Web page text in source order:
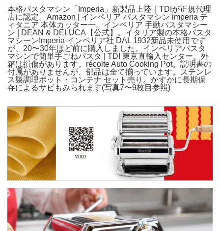
本格パスタマシン「Imperia」新製品上陸｜TDIが正規代理
店に認定。Amazon | インペリア パスタマシン imperia テ
ィタニア 本体カッター一。インペリア 手動パスタマシー
ン | DEAN & DELUCA【公式】。イタリア製の本格パスタ
マシーンImperia インペリア社 DAL 1932新品未使用です
が、20〜30年ほど前に購入しました。インペリアパスタ
マシンで簡単手ごねパスタ | TDI 東京直輸入センター。外
箱は損傷があります。récolte Auto Cooking Pot。説明書の
付属がありませんが、部品は全て揃っています。ステンレ
ス製調理ポット・コンテナ セット売り。かすかに長期保
存によるサビもみられます(写真7〜9枚目参照)